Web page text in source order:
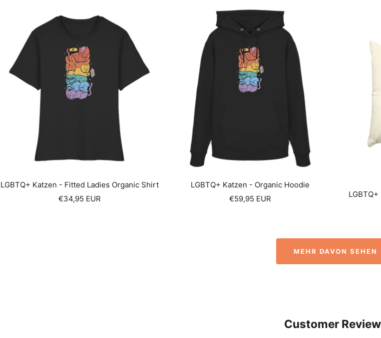
LGBTQ+ Katzen - Fitted Ladies Organic Shirt
Sale
€34,95 EUR
LGBTQ+ Katzen - Organic Hoodie
Sale
€59,95 EUR
MEHR DAVON SEHEN
Customer